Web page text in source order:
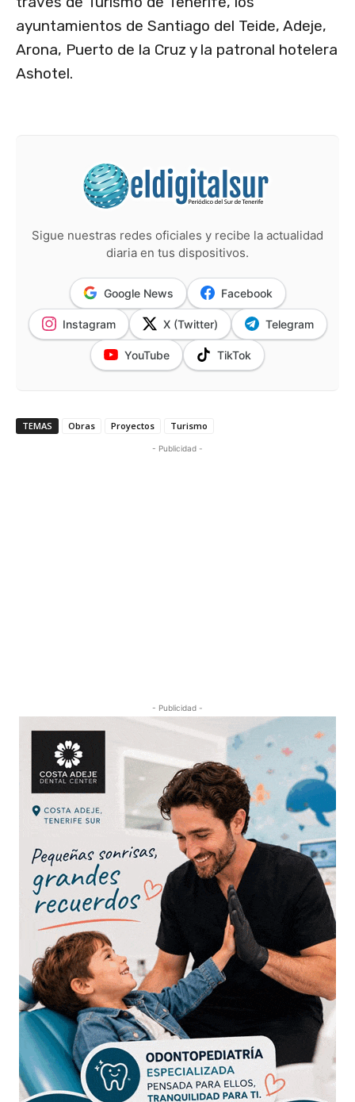
ayuntamientos de Santiago del Teide, Adeje,
Arona, Puerto de la Cruz y la patronal hotelera
Ashotel.
Sigue nuestras redes oficiales y recibe la actualidad
diaria en tus dispositivos.
Google News Facebook
Instagram X (Twitter) Telegram
YouTube TikTok
TEMAS Obras Proyectos Turismo
- Publicidad -
- Publicidad -